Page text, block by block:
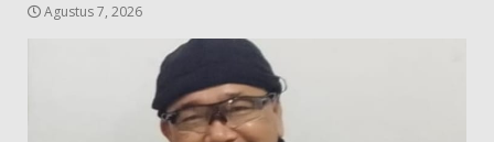
Agustus 7, 2026